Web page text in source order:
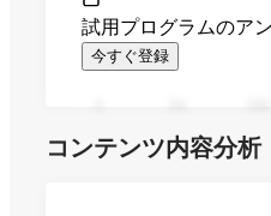
試用プログラムのア
今すぐ登録
コンテンツ内容分析